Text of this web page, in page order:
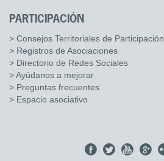
PARTICIPACIÓN
> Consejos Territoriales de Participación
> Registros de Asociaciones
> Directorio de Redes Sociales
> Ayúdanos a mejorar
> Preguntas frecuentes
> Espacio asociativo